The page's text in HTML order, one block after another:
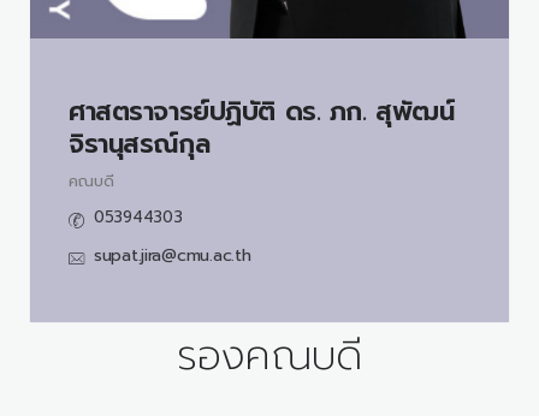
ศาสตราจารย์ปฏิบัติ ดร. ภก. สุพัฒน์
จิรานุสรณ์กุล
คณบดี
053944303
supat.jira@cmu.ac.th
รองคณบดี